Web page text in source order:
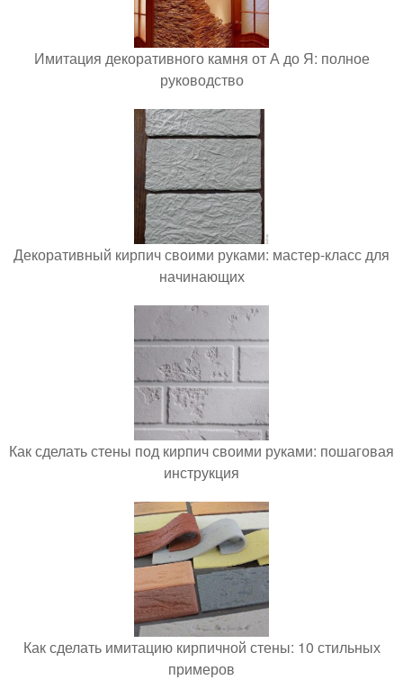
Имитация декоративного камня от А до Я: полное
руководство
Декоративный кирпич своими руками: мастер-класс для
начинающих
Как сделать стены под кирпич своими руками: пошаговая
инструкция
Как сделать имитацию кирпичной стены: 10 стильных
примеров